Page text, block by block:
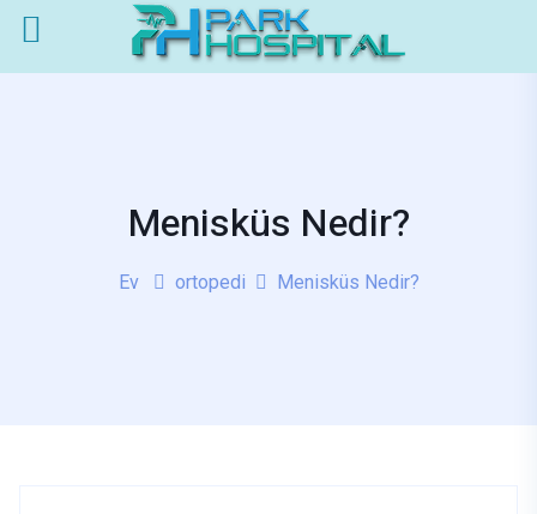
Menisküs Nedir?
Ev ortopedi Menisküs Nedir?